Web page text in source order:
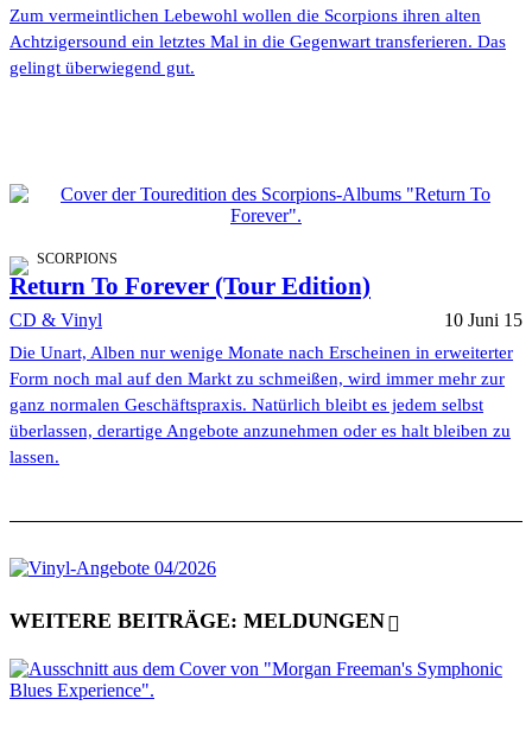
Zum vermeintlichen Lebewohl wollen die Scorpions ihren alten
Achtzigersound ein letztes Mal in die Gegenwart transferieren. Das
gelingt überwiegend gut.
SCORPIONS
Return To Forever (Tour Edition)
CD & Vinyl 10 Juni 15
Die Unart, Alben nur wenige Monate nach Erscheinen in erweiterter
Form noch mal auf den Markt zu schmeißen, wird immer mehr zur
ganz normalen Geschäftspraxis. Natürlich bleibt es jedem selbst
überlassen, derartige Angebote anzunehmen oder es halt bleiben zu
lassen.
WEITERE BEITRÄGE: MELDUNGEN